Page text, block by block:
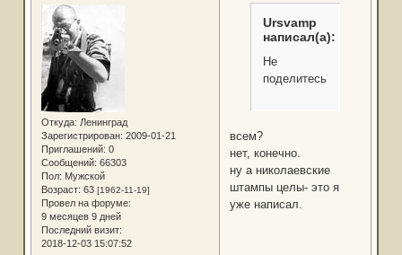
Откуда: Ленинград
Зарегистрирован: 2009-01-21
Приглашений: 0
Сообщений: 66303
Пол: Мужской
Возраст: 63 [1962-11-19]
Провел на форуме:
9 месяцев 9 дней
Последний визит:
2018-12-03 15:07:52
Ursvamp
написал(а):
Не
поделитесь?
всем?
нет, конечно.
ну а николаевские
штампы целы- это я
уже написал.